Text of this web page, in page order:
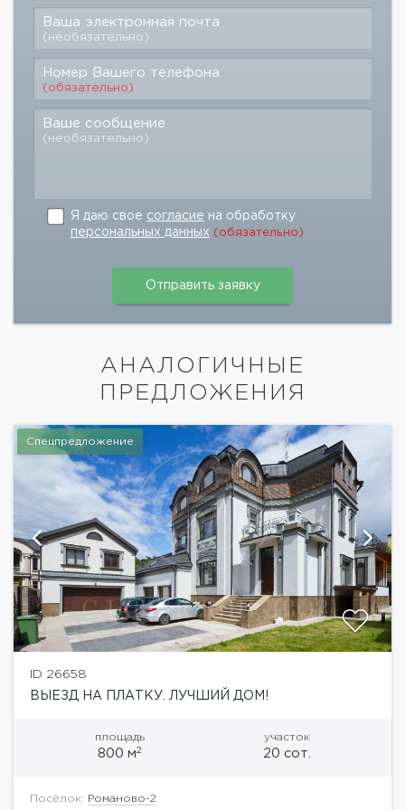
Ваша электронная почта
(необязательно)
Номер Вашего телефона
(обязательно)
Ваше сообщение
(необязательно)
Я даю свое согласие на обработку
персональных данных (обязательно)
АНАЛОГИЧНЫЕ
ПРЕДЛОЖЕНИЯ
Спецпредложение
ID 26658
ВЫЕЗД НА ПЛАТКУ. ЛУЧШИЙ ДОМ!
площадь
800 м2
участок
20 сот.
Посёлок: Романово-2